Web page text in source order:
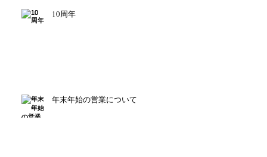
10周年
年末年始の営業について